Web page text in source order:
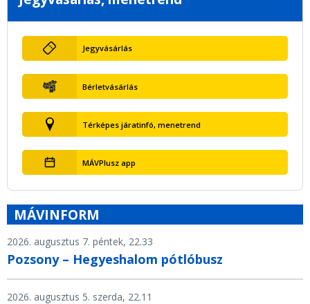
Jegyvásárlás
Bérletvásárlás
Térképes járatinfó, menetrend
MÁVPlusz app
MÁVINFORM
2026. augusztus 7. péntek, 22.33
Pozsony – Hegyeshalom pótlóbusz
2026. augusztus 5. szerda, 22.11